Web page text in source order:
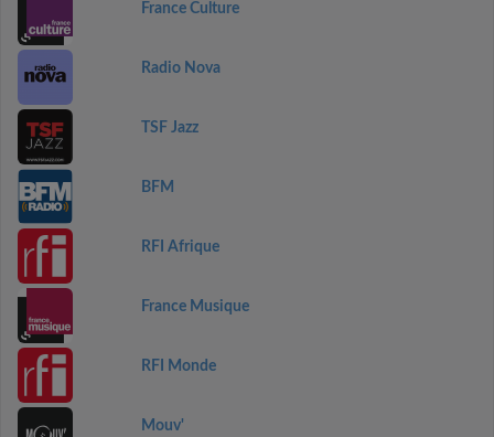
France Culture
Radio Nova
TSF Jazz
BFM
RFI Afrique
France Musique
RFI Monde
Mouv'